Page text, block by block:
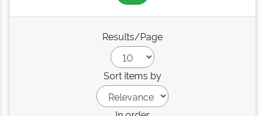
Results/Page
Sort items by